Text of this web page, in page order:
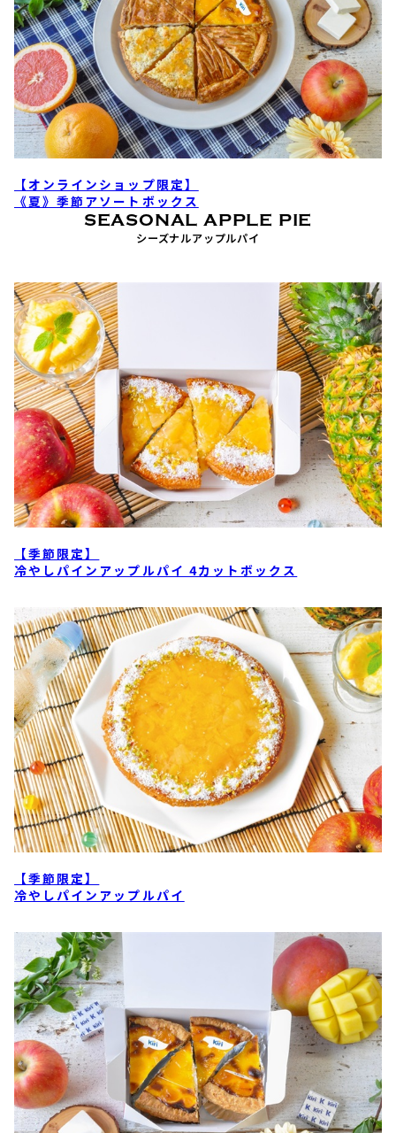
【オンラインショップ限定】
《夏》季節アソートボックス
SEASONAL APPLE PIE
シーズナルアップルパイ
【季節限定】
冷やしパインアップルパイ 4カットボックス
【季節限定】
冷やしパインアップルパイ